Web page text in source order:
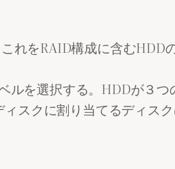
れをRAID構成に含むHDD
ルを選択する。HDDが３つ
スクに割り当てるディス